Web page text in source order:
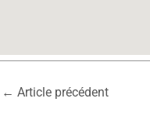
← Article précédent